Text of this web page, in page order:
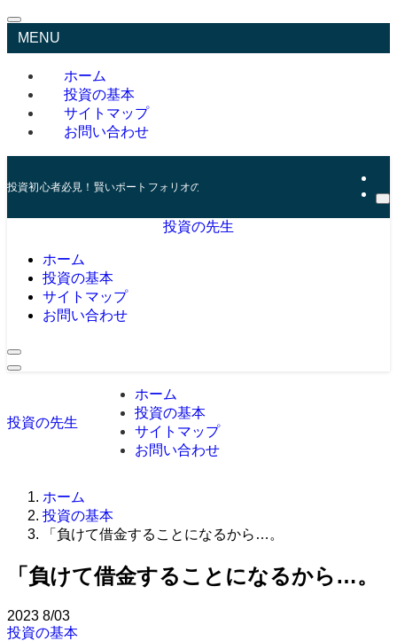
MENU
ホーム
投資の基本
サイトマップ
お問い合わせ
投資初心者必見！賢いポートフォリオの組み方とリスク管理の秘訣
投資の先生
ホーム
投資の基本
サイトマップ
お問い合わせ
投資の先生
ホーム
投資の基本
サイトマップ
お問い合わせ
ホーム
投資の基本
「負けて借金することになるから…。
「負けて借金することになるから…。
2023 8/03
投資の基本